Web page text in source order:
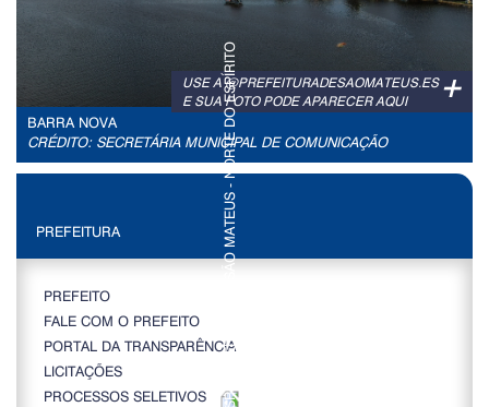
+
USE A @PREFEITURADESAOMATEUS.ES
E SUA FOTO PODE APARECER AQUI
BARRA NOVA
CRÉDITO: SECRETÁRIA MUNICIPAL DE COMUNICAÇÃO
PREFEITURA
PREFEITO
FALE COM O PREFEITO
PORTAL DA TRANSPARÊNCIA
LICITAÇÕES
PROCESSOS SELETIVOS